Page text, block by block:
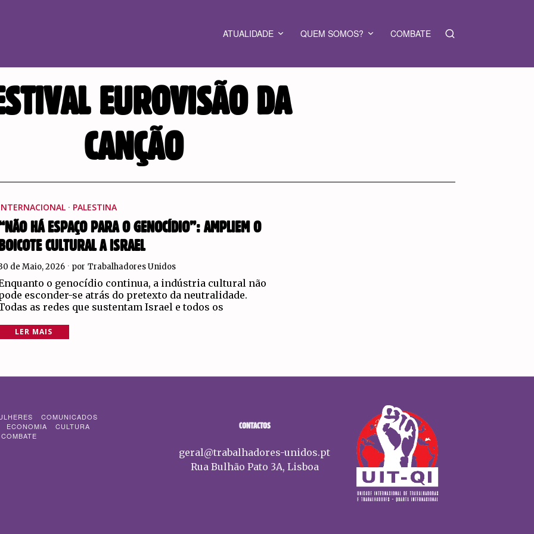
ATUALIDADE QUEM SOMOS? COMBATE
EUROVISÃO DA
CANÇÃO
· PALESTINA
HÁ ESPAÇO PARA O GENOCÍDIO”: AMPLIEM O
CULTURAL A ISRAEL
de Maio, 2026 por Trabalhadores Unidos
o genocídio continua, a indústria cultural não
esconder-se atrás do pretexto da neutralidade.
as redes que sustentam Israel e todos os
LER MAIS
COMUNICADOS
ECONOMIA
CULTURA
CONTACTOS
geral@trabalhadores-unidos.pt
Rua Bulhão Pato 3A, Lisboa